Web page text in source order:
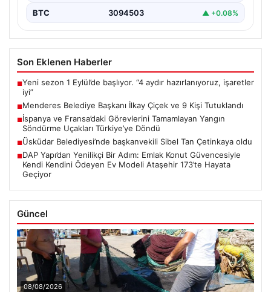
BTC 3094503 ▲ +0.08%
Son Eklenen Haberler
■Yeni sezon 1 Eylül’de başlıyor. “4 aydır hazırlanıyoruz, işaretler
iyi”
■Menderes Belediye Başkanı İlkay Çiçek ve 9 Kişi Tutuklandı
■İspanya ve Fransa’daki Görevlerini Tamamlayan Yangın
Söndürme Uçakları Türkiye’ye Döndü
■Üsküdar Belediyesi’nde başkanvekili Sibel Tan Çetinkaya oldu
■DAP Yapı’dan Yenilikçi Bir Adım: Emlak Konut Güvencesiyle
Kendi Kendini Ödeyen Ev Modeli Ataşehir 173’te Hayata
Geçiyor
Güncel
08/08/2026